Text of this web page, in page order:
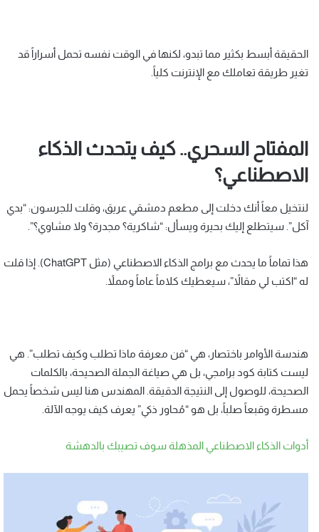
الحقيقة أبسط بكثير مما تبدو، لكنها في الوقت نفسه تحمل أسراراً قد
تغير طريقة تعاملك مع الإنترنت كلياً.
المفتاح السحري.. كيف يتحدث الذكاء
الاصطناعي؟
لنتخيل معاً أنك دخلت إلى مطعم دمشقي عريق، وقلت للجرسون: “بدي
آكل”. سيتطلع إليك بحيرة ويسأل: “شاكرية؟ مجدرة؟ ولا مشاوي؟”.
هذا تماماً ما يحدث مع برامج الذكاء الاصطناعي (مثل ChatGPT). إذا قلت
له “اكتب لي مقالاً”، سيعطيك كلاماً عاماً ومملاً.
هندسة الأوامر باختصار، هي “فن معرفة ماذا تطلب وكيف تطلب”. هي
ليست كتابة كود برامجي، بل هي صياغة الجملة الصحيحة، بالكلمات
الصحيحة، للوصول إلى النتيجة الدقيقة. المهندس هنا ليس شخصاً يحمل
مسطرة وقبعاً صلباً، بل هو “مُحاور ذكي” يعرف كيف يوجه الآلة.
أدوات الذكاء الاصطناعي المذهلة سوف تصيبك بالدهشة